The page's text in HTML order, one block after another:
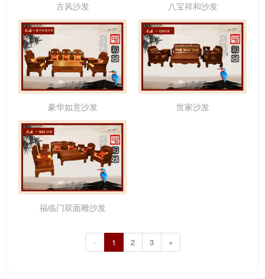
古风沙发 八宝祥和沙发
豪华如意沙发 世家沙发
福临门双面雕沙发
« 1 2 3 »